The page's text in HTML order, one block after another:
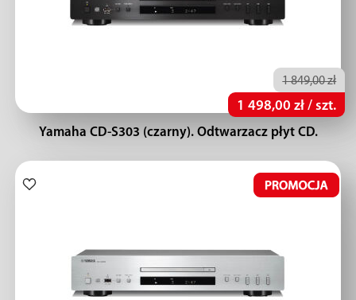
1 849,00 zł
1 498,00 zł / szt.
Yamaha CD-S303 (czarny). Odtwarzacz płyt CD.